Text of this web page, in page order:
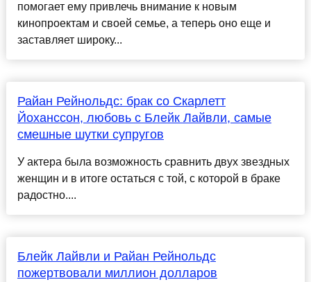
помогает ему привлечь внимание к новым
кинопроектам и своей семье, а теперь оно еще и
заставляет широку...
Райан Рейнольдс: брак со Скарлетт
Йоханссон, любовь с Блейк Лайвли, самые
смешные шутки супругов
У актера была возможность сравнить двух звездных
женщин и в итоге остаться с той, с которой в браке
радостно....
Блейк Лайвли и Райан Рейнольдс
пожертвовали миллион долларов